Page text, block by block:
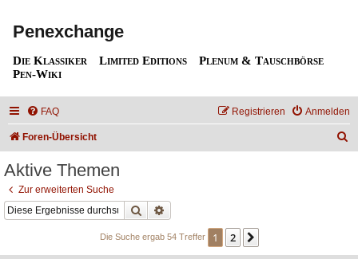
Penexchange
Die Klassiker Limited Editions
Plenum & Tauschbörse
Pen-Wiki
FAQ Anmelden
Registrieren
Foren-Übersicht
Aktive Themen
Zur erweiterten Suche
Suche
Die Suche ergab 54 Treffer 1 2